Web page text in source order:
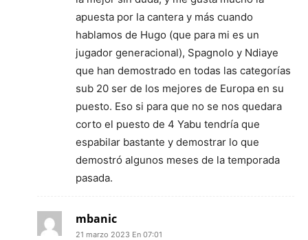
apuesta por la cantera y más cuando
hablamos de Hugo (que para mi es un
jugador generacional), Spagnolo y Ndiaye
que han demostrado en todas las categorías
sub 20 ser de los mejores de Europa en su
puesto. Eso si para que no se nos quedara
corto el puesto de 4 Yabu tendría que
espabilar bastante y demostrar lo que
demostró algunos meses de la temporada
pasada.
mbanic
21 marzo 2023 En 07:01